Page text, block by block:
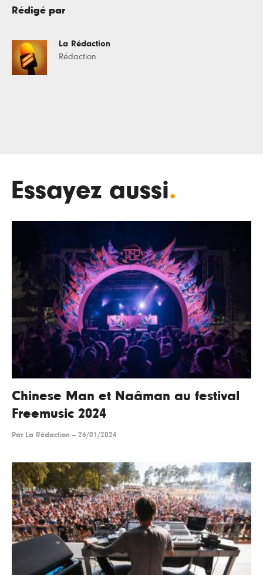
Rédigé par
La Rédaction
Rédaction
Essayez aussi.
Chinese Man et Naâman au festival
Freemusic 2024
Par La Rédaction -- 26/01/2024